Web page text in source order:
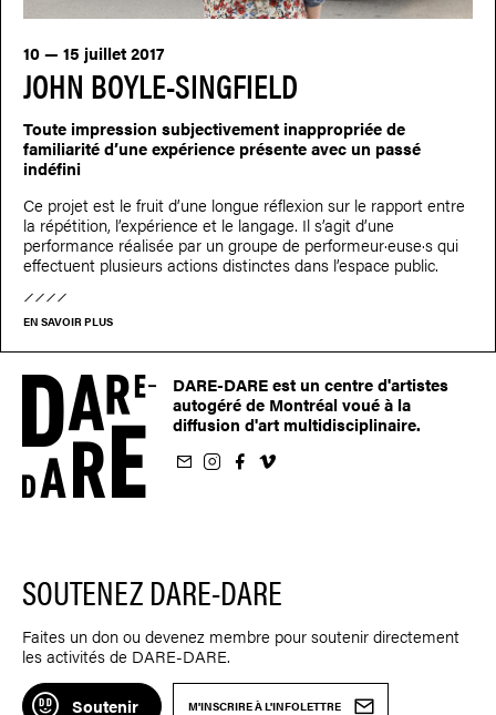
JOHN BOYLE-SINGFIELD
10 — 15 juillet 2017
Toute impression subjectivement inappropriée de
familiarité d’une expérience présente avec un passé
indéfini
Ce projet est le fruit d’une longue réflexion sur le rapport entre
la répétition, l’expérience et le langage. Il s’agit d’une
performance réalisée par un groupe de performeur·euse·­s qui
effectuent plusieurs actions distinctes dans l’espace public.
EN SAVOIR PLUS
DARE-DARE est un centre d'artistes
autogéré de Montréal voué à la
diffusion d'art multidisciplinaire.
sur Instagram
sur Facebook
nous sur Vimeo
SOUTENEZ DARE-DARE
Faites un don ou devenez membre pour soutenir directement
les activités de DARE-DARE.
Soutenir M'INSCRIRE À L'INFOLETTRE